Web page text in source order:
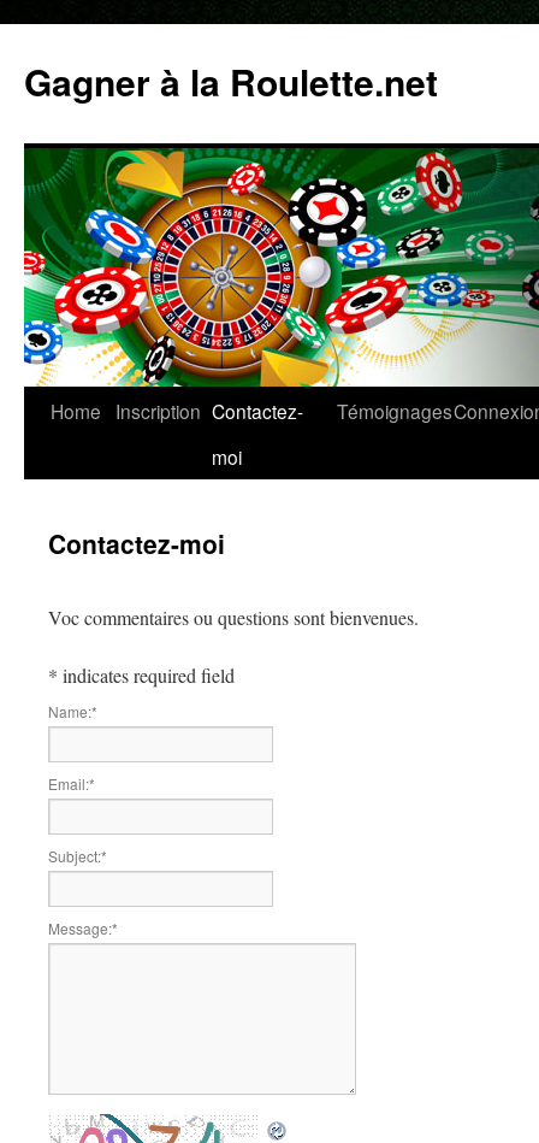
content
Gagner à la Roulette.net
Home Inscription Contactez-
moi
Témoignages
Contactez-moi
Voc commentaires ou questions sont bienvenues.
* indicates required field
Name:*
Email:*
Subject:*
Message:*